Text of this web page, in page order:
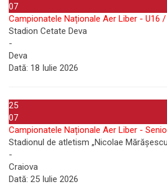
07
Campionatele Naționale Aer Liber - U16
Stadion Cetate Deva
-
Deva
Dată: 18 Iulie 2026
25
07
Campionatele Naționale Aer Liber -
Stadionul de atletism „Nicolae
-
Craiova
Dată: 25 Iulie 2026